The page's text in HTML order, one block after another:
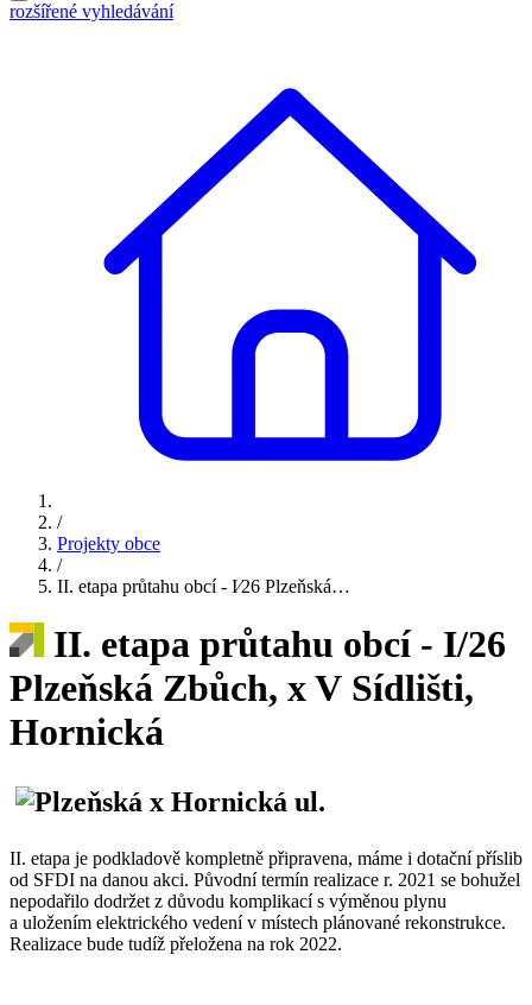
rozšířené vyhledávání
/
Projekty obce
/
II. etapa průtahu obcí - I⁄26 Plzeňská…
II. etapa průtahu obcí - I/26
Plzeňská Zbůch, x V Sídlišti,
Hornická
II. etapa je podkladově kompletně připravena, máme i dotační příslib
od SFDI na danou akci. Původní termín realizace r. 2021 se bohužel
nepodařilo dodržet z důvodu komplikací s výměnou ply­nu
a uložením elektrického vedení v místech plánova­né rekonstrukce.
Realizace bude tudíž přeložena na rok 2022.